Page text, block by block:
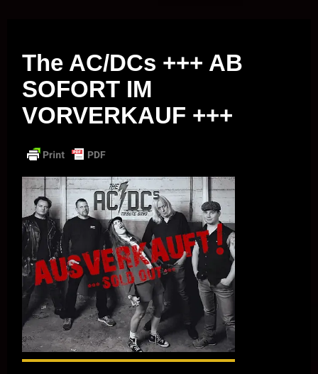
The AC/DCs +++ AB
SOFORT IM
VORVERKAUF +++